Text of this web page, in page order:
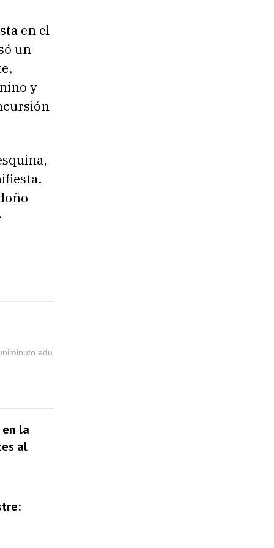
en el
un
y
la
al